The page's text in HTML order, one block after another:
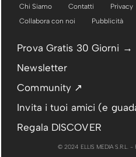
Chi Siamo Contatti Privacy
Collabora con noi
Pubblicità
Prova Gratis 30 Giorni →
Newsletter
Community ↗
Invita i tuoi amici (e
Regala DISCOVER
© 2024 ELLIS MEDIA S.R.L.